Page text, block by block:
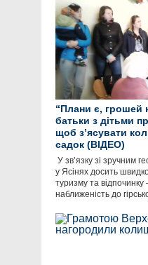
“Плани є, грошей
батьки з дітьми
щоб з’ясувати
садок (ВІДЕО)
У зв’язку зі зручним
у Ясінях досить
туризму та
наближеність до